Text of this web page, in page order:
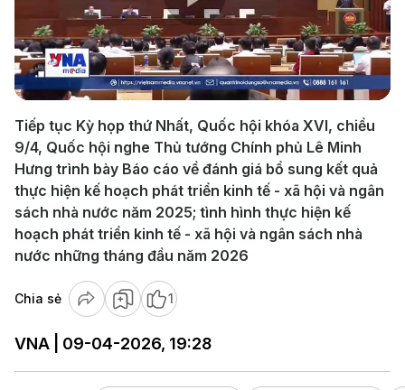
Play
Video
Tiếp tục Kỳ họp thứ Nhất, Quốc hội khóa XVI, chiều
9/4, Quốc hội nghe Thủ tướng Chính phủ Lê Minh
Hưng trình bày Báo cáo về đánh giá bổ sung kết quả
thực hiện kế hoạch phát triển kinh tế - xã hội và ngân
sách nhà nước năm 2025; tình hình thực hiện kế
hoạch phát triển kinh tế - xã hội và ngân sách nhà
nước những tháng đầu năm 2026
Chia sẻ 1
VNA | 09-04-2026, 19:28